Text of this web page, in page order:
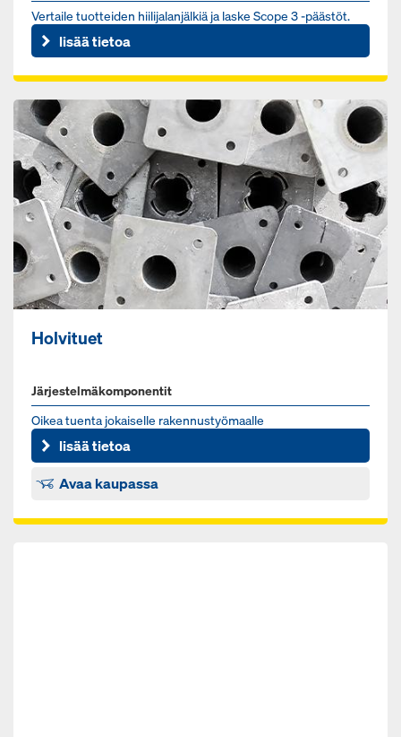
Vertaile tuotteiden hiilijalanjälkiä ja laske Scope 3 -päästöt.
lisää tietoa
Holvituet
Järjestelmäkomponentit
Oi­kea tuen­ta jo­kai­sel­le ra­ken­nus­työ­maal­le
lisää tietoa
Avaa kaupassa